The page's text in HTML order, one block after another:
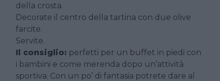
della crosta.
Decorate il centro della tartina con due olive
farcite.
Servite.
Il consiglio: perfetti per un buffet in piedi con
i bambini e come merenda dopo un’attività
sportiva. Con un po’ di fantasia potrete dare al